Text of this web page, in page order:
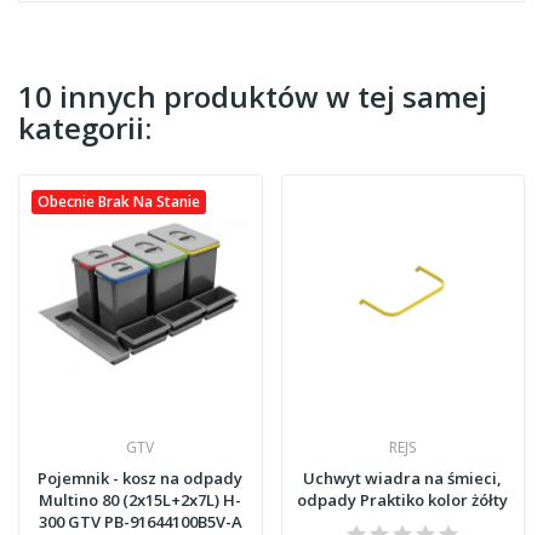
10 innych produktów w tej samej
kategorii:
Obecnie Brak Na Stanie
GTV
Pojemnik - kosz na odpady
Multino 80 (2x15L+2x7L) H-
300 GTV PB-91644100B5V-A
REJS
Uchwyt wiadra na śmieci,
odpady Praktiko kolor żółty